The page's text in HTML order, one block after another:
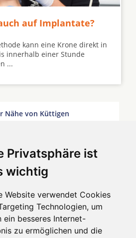
Privatsphäre ist
wichtig
Website verwendet Cookies
Technologien, um
ein besseres Internet-
zu ermöglichen und die
auf Implantate?
kann eine Krone direkt in
innerhalb einer Stunde
...
Nähe von Küttigen
*Lostorf * Muhen*
* Oberentfelden
* Rombach *
in Küttigen wurde